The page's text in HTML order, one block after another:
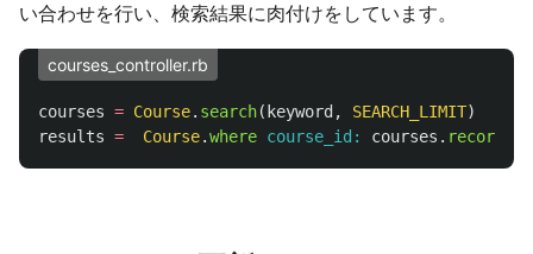
い合わせを行い、検索結果に肉付けをしています。
courses_controller.rb
courses = Course. search( keyword , SEARCH_LIMIT)
results = Course.where course_id: courses . records